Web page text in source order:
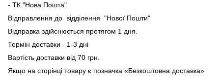
- ТК "Нова Пошта"
Відправлення до відділення "Нової Пошти"
Відправка здійснюється протягом 1 дня.
Термін доставки - 1-3 дні
Вартість доставки від 70 грн.
Якщо на сторінці товару є позначка «Безкоштовна доставка»